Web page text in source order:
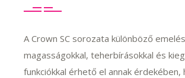
A Crown SC sorozata különböző
magasságokkal, teherbírásokkal és
funkciókkal érhető el annak érdekében,